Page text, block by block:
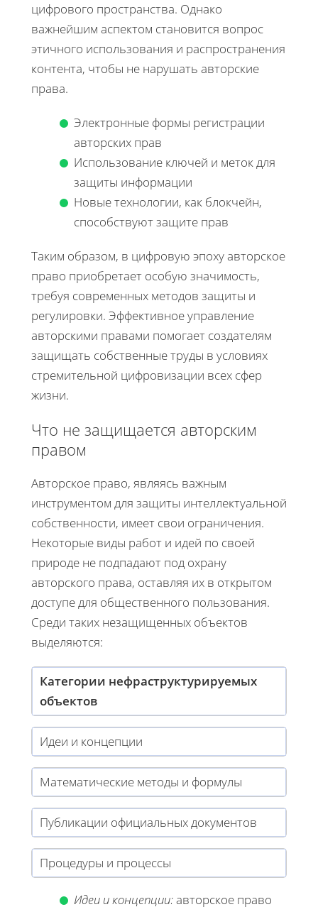
цифрового пространства. Однако
важнейшим аспектом становится вопрос
этичного использования и распространения
контента, чтобы не нарушать авторские
права.
Электронные формы регистрации
авторских прав
Использование ключей и меток для
защиты информации
Новые технологии, как блокчейн,
способствуют защите прав
Таким образом, в цифровую эпоху авторское
право приобретает особую значимость,
требуя современных методов защиты и
регулировки. Эффективное управление
авторскими правами помогает создателям
защищать собственные труды в условиях
стремительной цифровизации всех сфер
жизни.
Что не защищается авторским
правом
Авторское право, являясь важным
инструментом для защиты интеллектуальной
собственности, имеет свои ограничения.
Некоторые виды работ и идей по своей
природе не подпадают под охрану
авторского права, оставляя их в открытом
доступе для общественного пользования.
Среди таких незащищенных объектов
выделяются:
Категории нефраструктурируемых
объектов
Идеи и концепции
Математические методы и формулы
Публикации официальных документов
Процедуры и процессы
Идеи и концепции:авторское право